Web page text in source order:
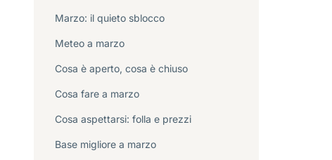
Marzo: il quieto sblocco
Meteo a marzo
Cosa è aperto, cosa è chiuso
Cosa fare a marzo
Cosa aspettarsi: folla e prezzi
Base migliore a marzo